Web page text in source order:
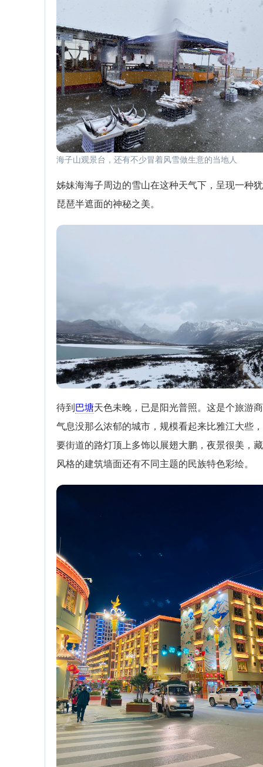
海子山观景台，还有不少冒着风雪做生意的当地人
姊妹海海子周边的雪山在这种天气下，呈现一种
琵琶半遮面的神秘之美。
待到巴塘天色未晚，已是阳光普照。这是个旅游
气息没那么浓郁的城市，规模看起来比雅江大些
要街道的路灯顶上多饰以展翅大鹏，夜景很美，
风格的建筑墙面还有不同主题的民族特色彩绘。